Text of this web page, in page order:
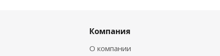
Компания
О компании